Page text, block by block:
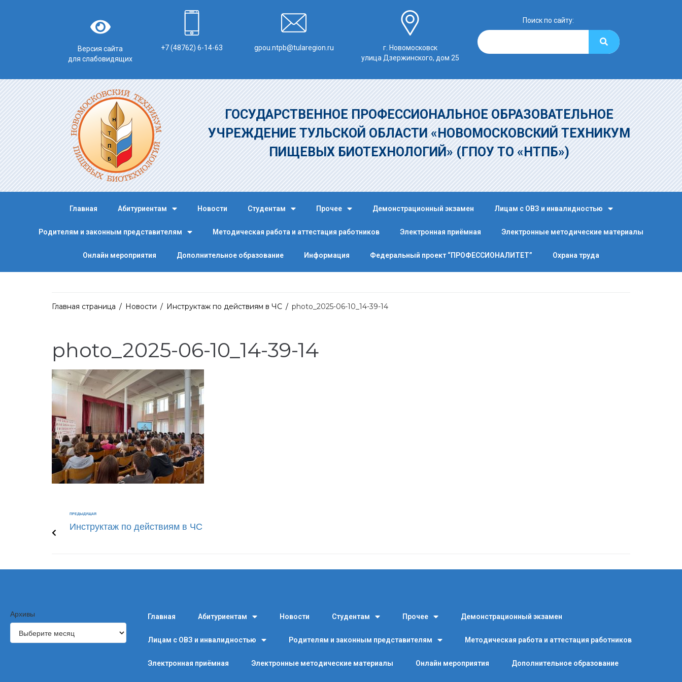
Версия сайта
для слабовидящих
+7 (48762) 6-14-63 gpou.ntpb@tularegion.ru
г. Новомосковск
улица Дзержинского, дом 25
Поиск по сайту:
ГОСУДАРСТВЕННОЕ ПРОФЕССИОНАЛЬНОЕ ОБРАЗОВАТЕЛЬНОЕ
УЧРЕЖДЕНИЕ ТУЛЬСКОЙ ОБЛАСТИ «НОВОМОСКОВСКИЙ ТЕХНИКУМ
ПИЩЕВЫХ БИОТЕХНОЛОГИЙ» (ГПОУ ТО «НТПБ»)
Главная Абитуриентам Новости Студентам Прочее Демонстрационный экзамен Лицам с ОВЗ и инвалидностью
Родителям и законным представителям Методическая работа и аттестация работников Электронная приёмная Электронные методические материалы
Онлайн мероприятия Дополнительное образование Информация Федеральный проект “ПРОФЕССИОНАЛИТЕТ” Охрана труда
Главная страница / Новости / Инструктаж по действиям в ЧС / photo_2025-06-10_14-39-14
photo_2025-06-10_14-39-14
ПРЕДЫДУЩАЯ
Инструктаж по действиям в ЧС
Архивы Главная Абитуриентам Новости Студентам Прочее Демонстрационный экзамен
Лицам с ОВЗ и инвалидностью Родителям и законным представителям Методическая работа и аттестация работников
Электронная приёмная Электронные методические материалы Онлайн мероприятия Дополнительное образование